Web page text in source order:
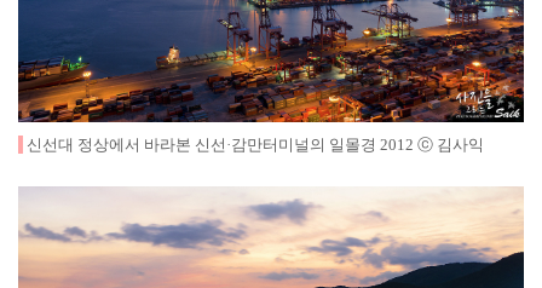
신선대 정상에서 바라본 신선·감만터미널의 일몰경 2012 ⓒ 김사익